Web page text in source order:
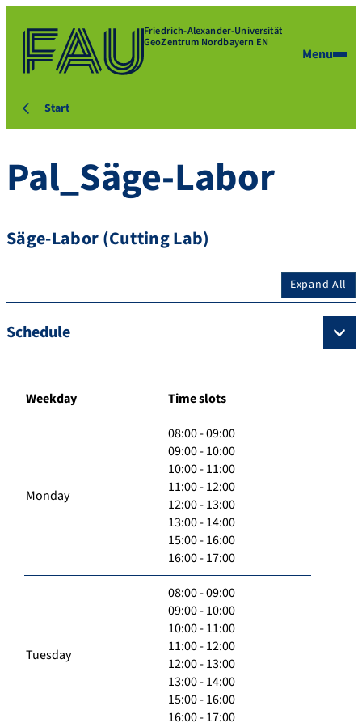
Friedrich-Alexander-Universität
GeoZentrum Nordbayern EN
Menu
Start
Pal_Säge-Labor
Säge-Labor (Cutting Lab)
Expand All
Schedule
Weekday Time slots
Monday
08:00 - 09:00
09:00 - 10:00
10:00 - 11:00
11:00 - 12:00
12:00 - 13:00
13:00 - 14:00
15:00 - 16:00
16:00 - 17:00
Tuesday
08:00 - 09:00
09:00 - 10:00
10:00 - 11:00
11:00 - 12:00
12:00 - 13:00
13:00 - 14:00
15:00 - 16:00
16:00 - 17:00